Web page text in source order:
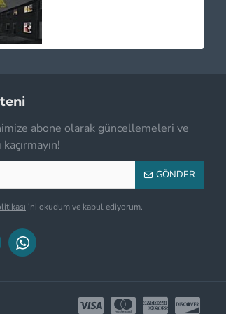
abone olarak güncellemeleri ve
GÖNDER
'ni okudum ve kabul ediyorum.